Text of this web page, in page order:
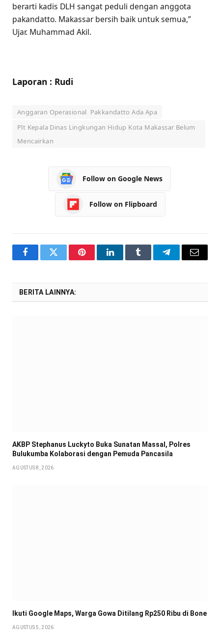
berarti kadis DLH sangat peduli dengan anggota
pakandatto. Makassar bersih baik untuk semua,”
Ujar. Muhammad Akil.
Laporan : Rudi
Anggaran Operasional Pakkandatto Ada Apa
Plt Kepala Dinas Lingkungan Hidup Kota Makassar Belum
Mencairkan
Follow on Google News
Follow on Flipboard
FacebookTwitter PinterestLinkedInTumblr TelegramEmail
BERITA LAINNYA:
AKBP Stephanus Luckyto Buka Sunatan Massal, Polres
Bulukumba Kolaborasi dengan Pemuda Pancasila
AGUSTUS 8, 2026
Ikuti Google Maps, Warga Gowa Ditilang Rp250 Ribu di Bone
AGUSTUS 5, 2026